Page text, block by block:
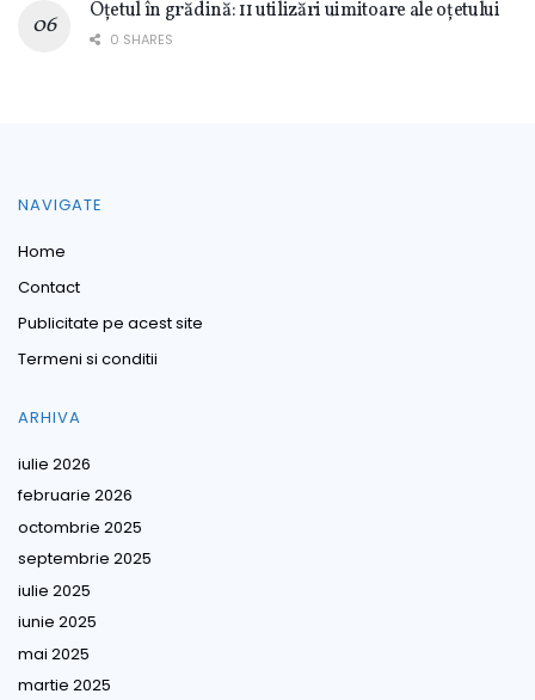
Oțetul în grădină: 11 utilizări uimitoare ale oțetului
0 SHARES
NAVIGATE
Home
Contact
Publicitate pe acest site
Termeni si conditii
ARHIVA
iulie 2026
februarie 2026
octombrie 2025
septembrie 2025
iulie 2025
iunie 2025
mai 2025
martie 2025